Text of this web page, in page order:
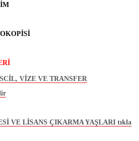
VİZE VE TRANSFER
VE LİSANS ÇIKARMA YAŞLARI tıkla